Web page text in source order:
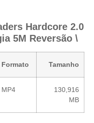
Hardcore 2.0
5M Reversão \
Formato Tamanho
MP4
130,916
MB